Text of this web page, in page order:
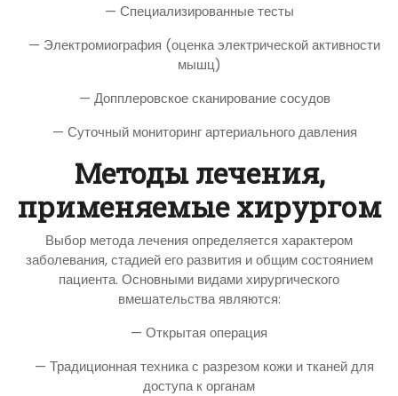
— Специализированные тесты
— Электромиография (оценка электрической активности
мышц)
— Допплеровское сканирование сосудов
— Суточный мониторинг артериального давления
Методы лечения,
применяемые хирургом
Выбор метода лечения определяется характером
заболевания, стадией его развития и общим состоянием
пациента. Основными видами хирургического
вмешательства являются:
— Открытая операция
— Традиционная техника с разрезом кожи и тканей для
доступа к органам